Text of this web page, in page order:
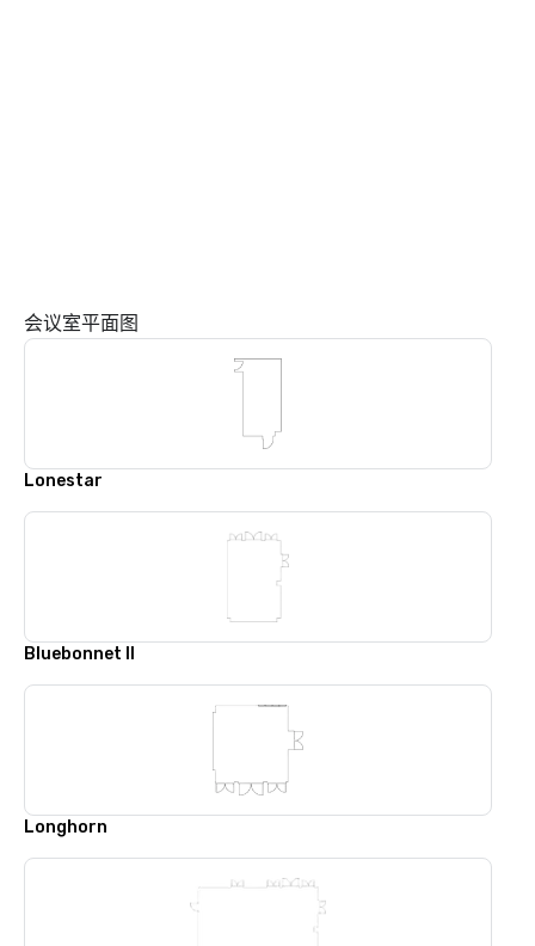
会议室平面图
Lonestar
Bluebonnet II
Longhorn